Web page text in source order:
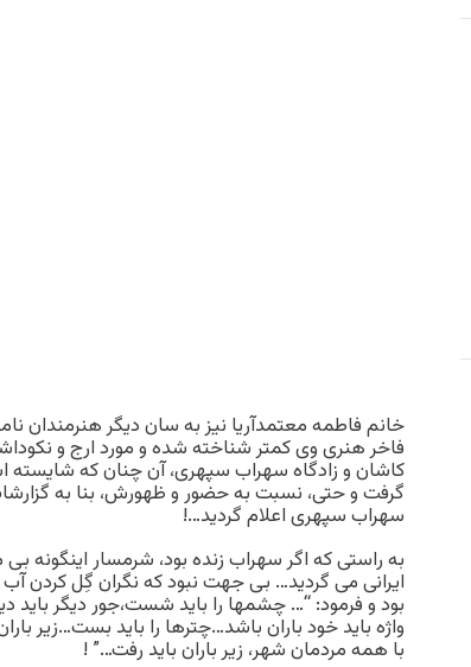
خانم فاطمه معتمدآریا نیز به سان دیگر هنرمندان
فاخر هنری وی کمتر شناخته شده و مورد ارج و
کاشان و زادگاه سهراب سپهری، آن چنان که شایسته
گرفت و حتی، نسبت به حضور و ظهورش، بنا به
سهراب سپهری اعلام گردید…!
به راستی که اگر سهراب زنده بود، شرمسار
ایرانی می گردید… بی جهت نبود که نگران گِل کردن
بود و فرمود: “… چشمها را باید شست،جور دیگر باید
واژه باید خود باران باشد…چترها را باید بست…زیر
با همه مردمان شهر، زیر باران باید رفت…” !